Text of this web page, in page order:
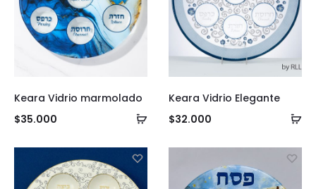
Añadir
Keara Vidrio marmolado
$35.000
Keara Vidrio Elegante
$32.000